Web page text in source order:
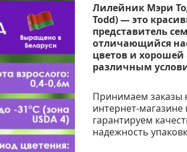
Лилейник Мэри
Todd) — это
представитель
отличающийся
цветов и
различным
Принимаем заказы
интернет-
гарантируем
надежность